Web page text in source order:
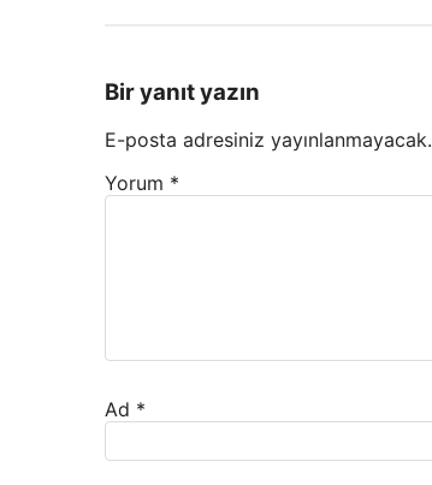
Bir yanıt yazın
E-posta adresiniz yayınlanmayacak.
Yorum *
Ad *